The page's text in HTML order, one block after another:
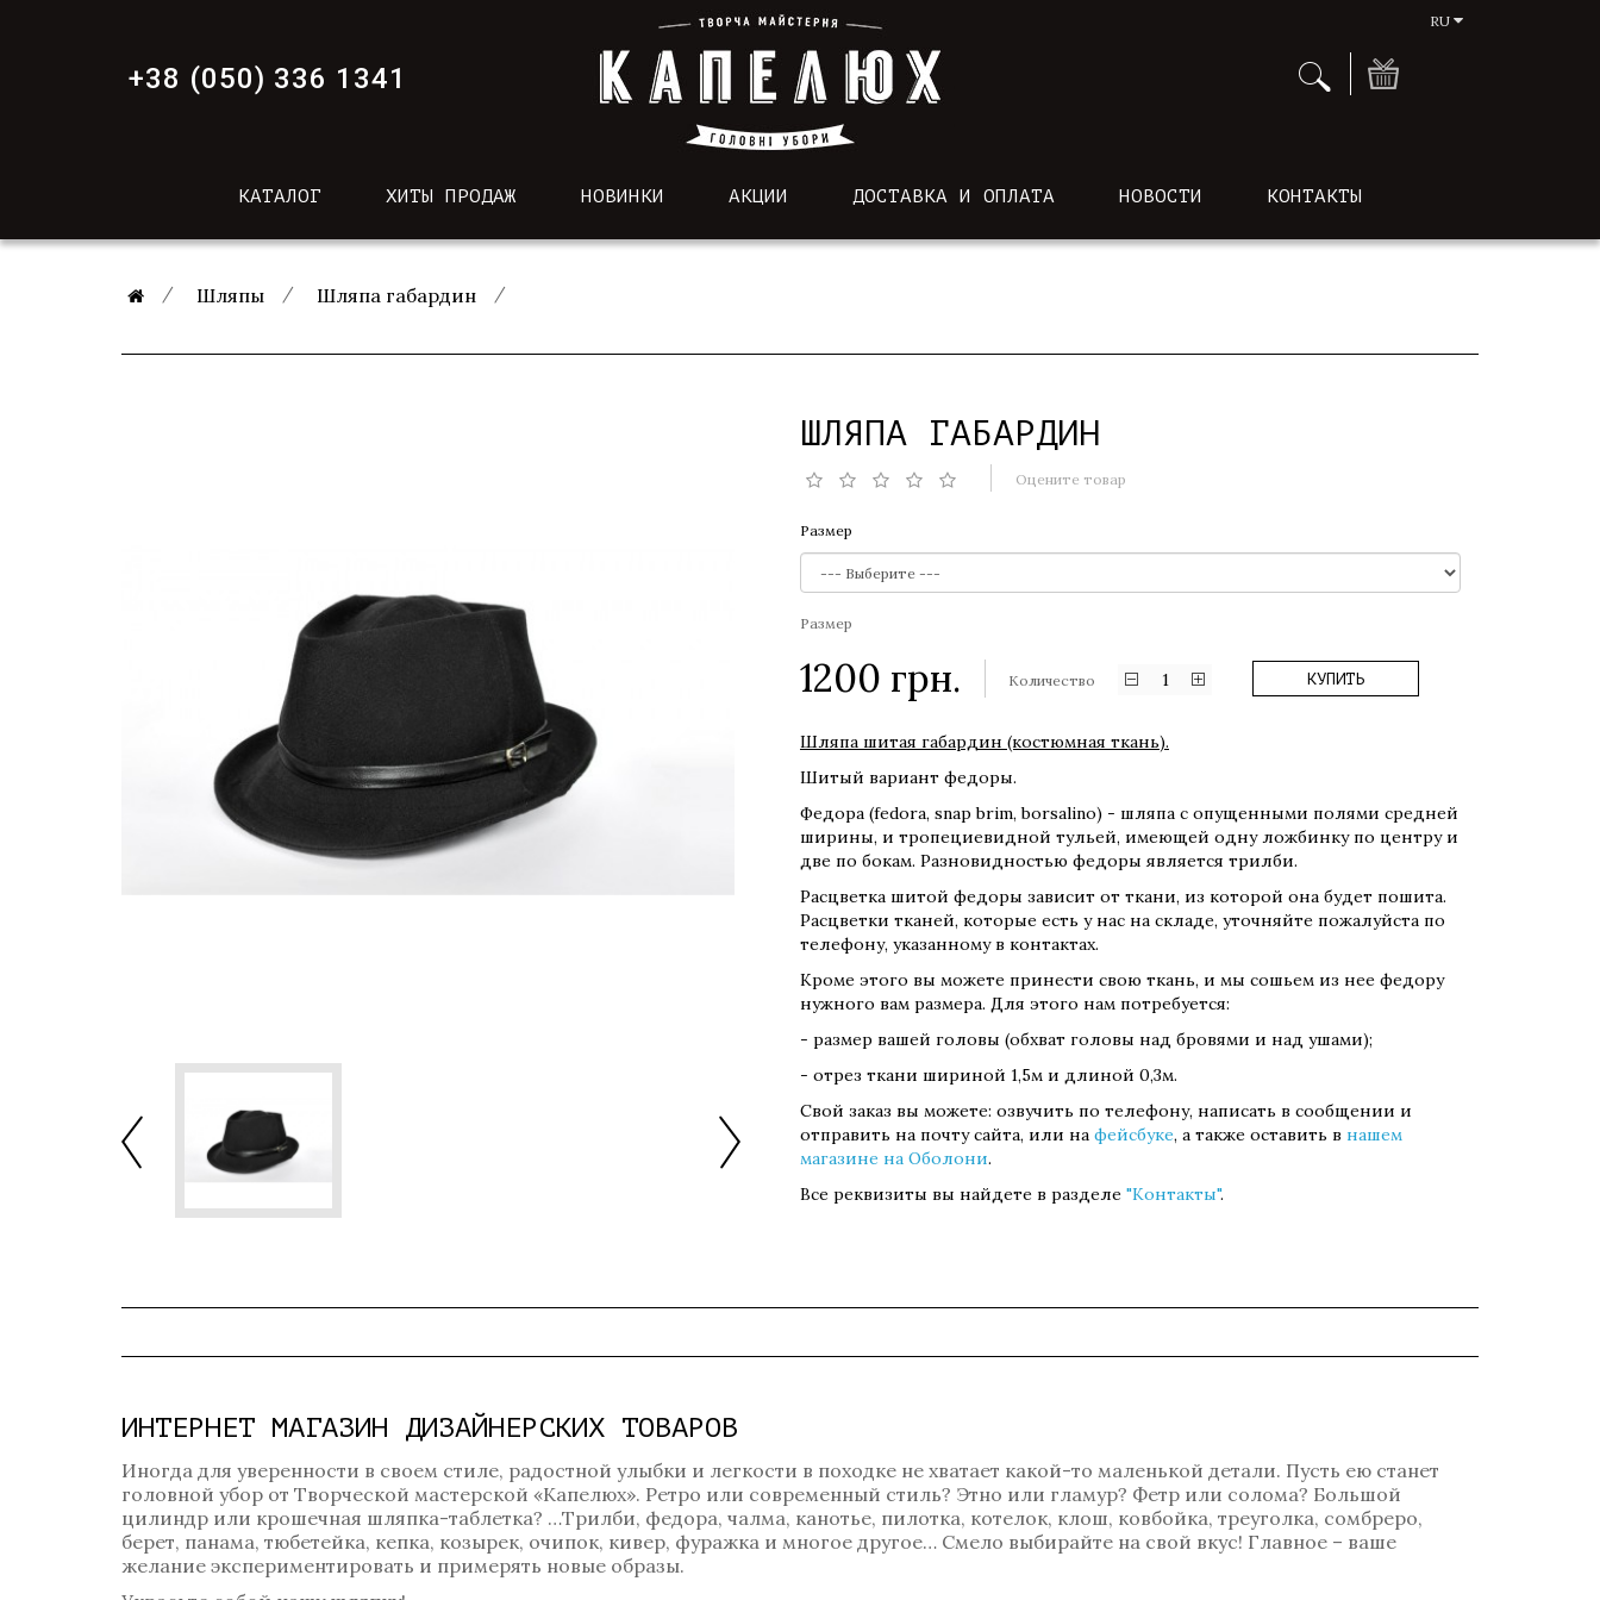
RU
+38 (050) 336 1341
КАТАЛОГ ХИТЫ ПРОДАЖ НОВИНКИ АКЦИИ ДОСТАВКА И ОПЛАТА НОВОСТИ КОНТАКТЫ
Шляпы Шляпа габардин
ШЛЯПА ГАБАРДИН
Оцените товар
Размер
Размер
1200 грн. Количество 1 КУПИТЬ
Шляпа шитая габардин (костюмная ткань).
Шитый вариант федоры.
Федора (fedora, snap brim, borsalino) - шляпа с опущенными полями средней
ширины, и тропециевидной тульей, имеющей одну ложбинку по центру и
две по бокам. Разновидностью федоры является трилби.
Расцветка шитой федоры зависит от ткани, из которой она будет пошита.
Расцветки тканей, которые есть у нас на складе, уточняйте пожалуйста по
телефону, указанному в контактах.
Кроме этого вы можете принести свою ткань, и мы сошьем из нее федору
нужного вам размера. Для этого нам потребуется:
- размер вашей головы (обхват головы над бровями и над ушами);
- отрез ткани шириной 1,5м и длиной 0,3м.
Свой заказ вы можете: озвучить по телефону, написать в сообщении и
отправить на почту сайта, или на фейсбуке, а также оставить в нашем
магазине на Оболони.
Все реквизиты вы найдете в разделе "Контакты".
ИНТЕРНЕТ МАГАЗИН ДИЗАЙНЕРСКИХ ТОВАРОВ
Иногда для уверенности в своем стиле, радостной улыбки и легкости в походке не хватает какой-то маленькой детали. Пусть ею станет
головной убор от Творческой мастерской «Капелюх». Ретро или современный стиль? Этно или гламур? Фетр или солома? Большой
цилиндр или крошечная шляпка-таблетка? …Трилби, федора, чалма, канотье, пилотка, котелок, клош, ковбойка, треуголка, сомбреро,
берет, панама, тюбетейка, кепка, козырек, очипок, кивер, фуражка и многое другое… Смело выбирайте на свой вкус! Главное – ваше
желание экспериментировать и примерять новые образы.